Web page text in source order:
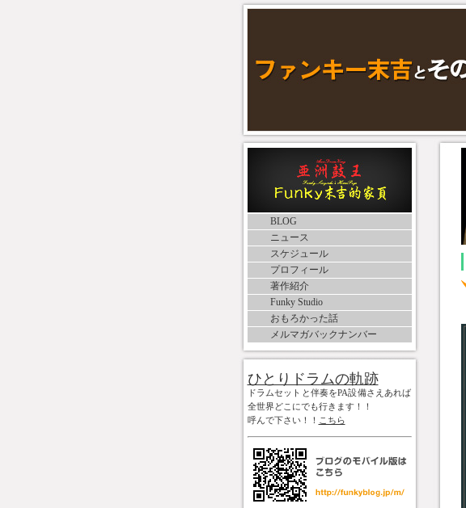
BLOG
ニュース
スケジュール
プロフィール
著作紹介
Funky Studio
おもろかった話
メルマガバックナンバー
ひとりドラムの軌跡
ドラムセットと伴奏をPA設備さえあれば
全世界どこにでも行きます！！
呼んで下さい！！ こちら